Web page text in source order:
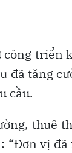
công triển
đã tăng
cầu.
thuê
“Đơn vị đã